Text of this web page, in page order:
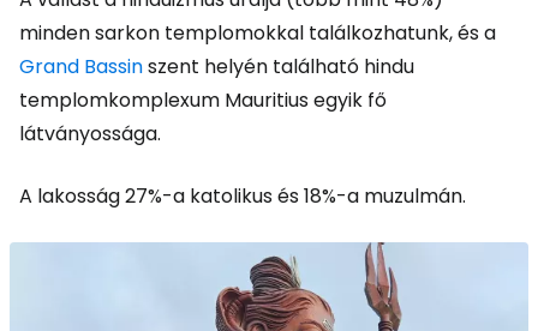
minden sarkon templomokkal találkozhatunk, és a
Grand Bassinszent helyén található hindu
templomkomplexum Mauritius egyik fő
látványossága.
A lakosság 27%-a katolikus és 18%-a muzulmán.